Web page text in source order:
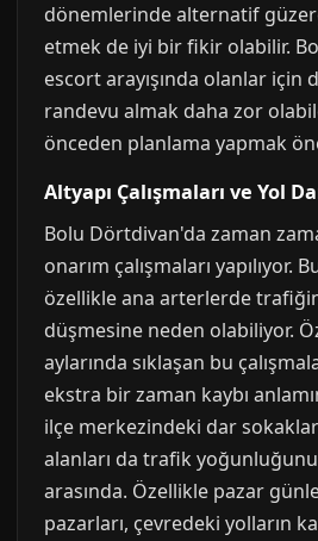
dönemlerinde alternatif
etmek de iyi bir fikir olabilir.
escort arayışında olanlar için
randevu almak daha zor
önceden planlama yapmak
Altyapı Çalışmaları ve Yol
Bolu Dörtdivan'da zaman
onarım çalışmaları yapılıyor.
özellikle ana arterlerde
düşmesine neden olabiliyor.
aylarında sıklaşan bu
ekstra bir zaman kaybı
ilçe merkezindeki dar
alanları da trafik
arasında. Özellikle pazar
pazarları, çevredeki yolların